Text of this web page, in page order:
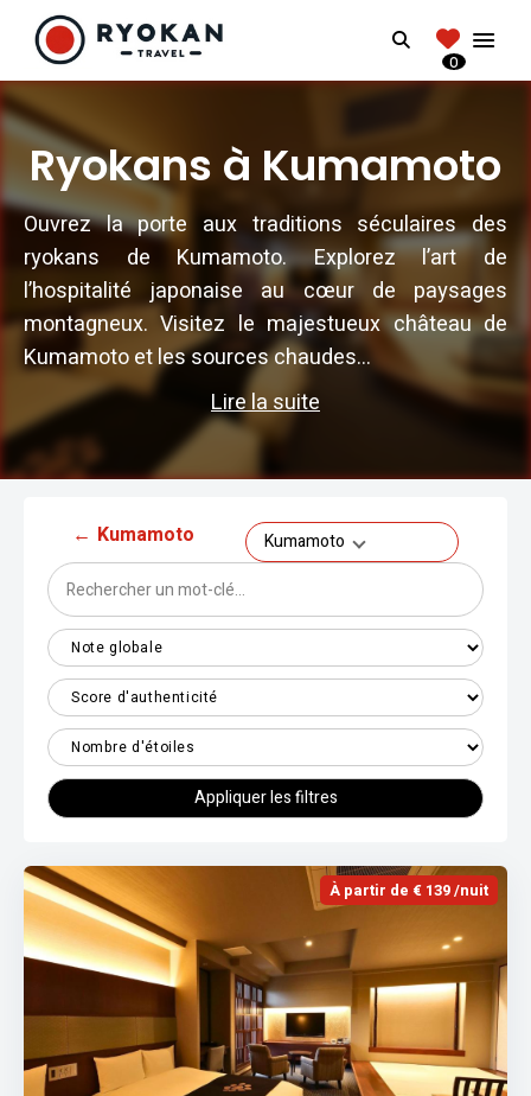
RYOKANTRAVEL
Vivez l'expérience authentique d'un Ryokan
Search
0
Ryokans à Kumamoto
Ouvrez la porte aux traditions séculaires des
ryokans de Kumamoto. Explorez l’art de
l’hospitalité japonaise au cœur de paysages
montagneux. Visitez le majestueux château de
Kumamoto et les sources chaudes...
Lire la suite
← Kumamoto Kumamoto
Appliquer les filtres
À partir de € 139 /nuit